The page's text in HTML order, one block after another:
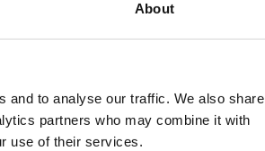
About
and to analyse our traffic. We also share
partners who may combine it with
use of their services.